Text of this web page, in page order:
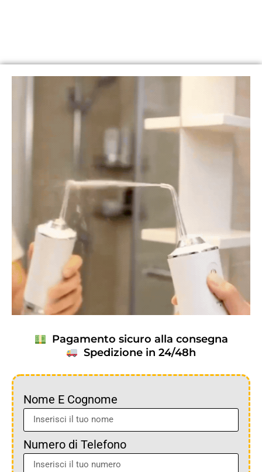
Pagamento sicuro alla consegna
Spedizione in 24/48h
Nome E Cognome
Numero di Telefono